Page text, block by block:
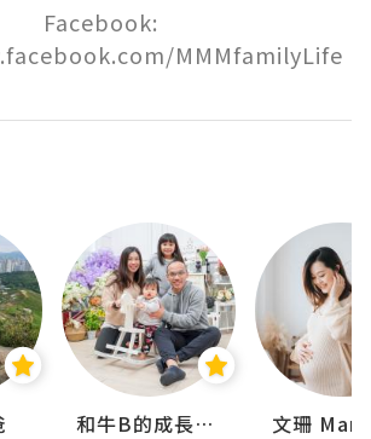
Facebook:
MMMfamilyLife
和牛B的成長日記 文珊